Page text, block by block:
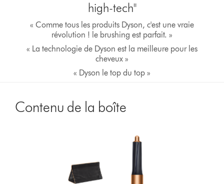
high-tech"
« Comme tous les produits Dyson, c'est une vraie
révolution ! le brushing est parfait. »
« La technologie de Dyson est la meilleure pour les
cheveux »
« Dyson le top du top »
Contenu de la boîte